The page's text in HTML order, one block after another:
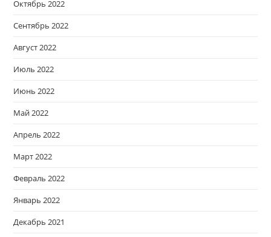
Октябрь 2022
Сентябрь 2022
Август 2022
Июль 2022
Июнь 2022
Май 2022
Апрель 2022
Март 2022
Февраль 2022
Январь 2022
Декабрь 2021